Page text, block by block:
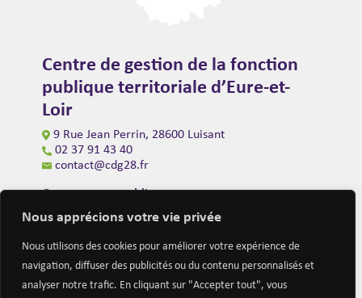
Nous apprécions votre vie privée
Nous utilisons des cookies pour améliorer votre expérience de
navigation, diffuser des publicités ou du contenu personnalisés et
analyser notre trafic. En cliquant sur "Accepter tout", vous
Centre de gestion de la fonction
publique territoriale d’Eure-et-
Loir
9 Rue Jean Perrin, 28600 Luisant
02 37 91 43 40
contact@cdg28.fr
Ouverture au public
du lundi au vendredi de 9h00 à 12h00
et de 14h00 à 16h30
(fermeture à 16h00 le vendredi)